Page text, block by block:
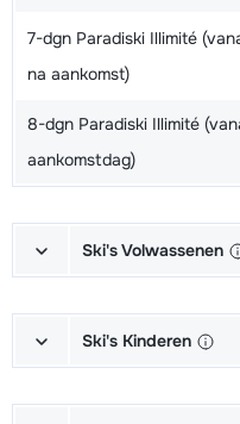
7-dgn Paradiski Illimité
na aankomst)
8-dgn Paradiski Illimité
aankomstdag)
Ski's Volwassenen
Schoenen + Stokken (6/7
Ski's Kinderen